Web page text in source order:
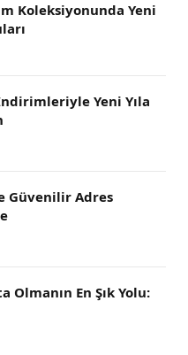
Koleksiyonunda Yeni
Yeni Yıla
Güvenilir Adres
Olmanın En Şık Yolu: